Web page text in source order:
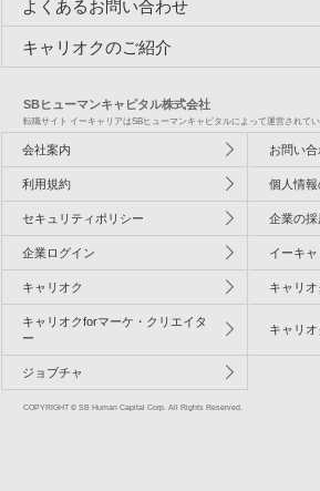
よくあるお問い合わせ
キャリオクのご紹介
SBヒューマンキャピタル株式会社
転職サイト イーキャリアはSBヒューマンキャピタルによって運営されてい
会社案内 お問い合
利用規約 個人情
セキュリティポリシー 企業の
企業ログイン イーキャ
キャリオク キャリ
キャリオクforマーケ・クリエイタ
ー
キャリ
ジョブチャ
COPYRIGHT © SB Human Capital Corp. All Rights Reserved.